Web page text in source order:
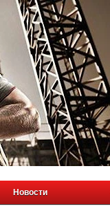
Новости